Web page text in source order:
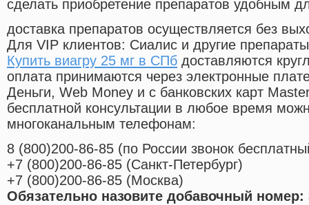
сделать приобретение препаратов удобным
доставка препаратов осуществляется без
Для VIP клиентов: Сиалис и другие
Купить виагру 25 мг в СПб доставляются
оплата принимаются через электронные
Деньги, Web Money и с банковских карт
бесплатной консультации в любое время
многоканальным телефонам:
8 (800)200-86-85 (по России звонок
+7 (800)200-86-85 (Санкт-Петербург)
+7 (800)200-86-85 (Москва)
Обязательно назовите добавочный номер: